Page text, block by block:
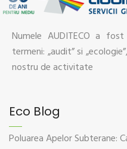
Numele AUDITECO a
termeni: „audit” si
nostru de activitate
Eco Blog